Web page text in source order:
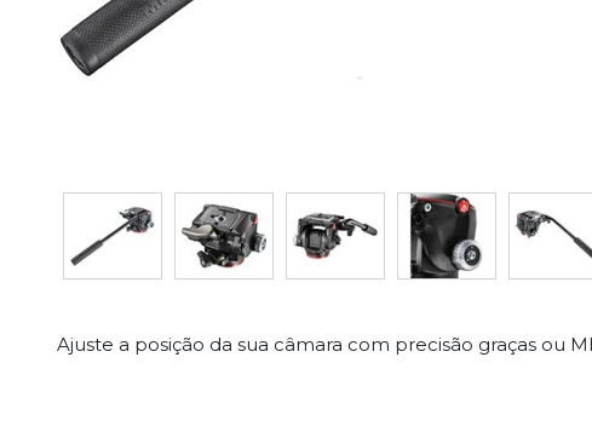
Ajuste a posição da sua câmara com precisão graças ou